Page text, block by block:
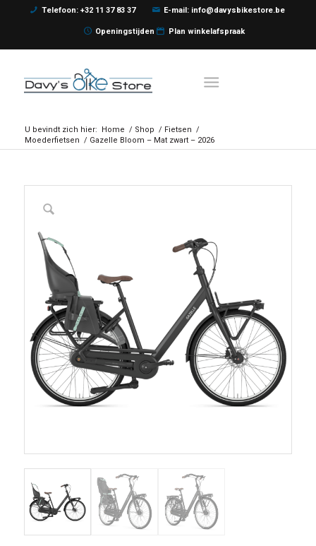
Telefoon: +32 11 37 83 37 E-mail: info@davysbikestore.be
Openingstijden Plan winkelafspraak
U bevindt zich hier: Home / Shop / Fietsen /
Moederfietsen / Gazelle Bloom – Mat zwart – 2026